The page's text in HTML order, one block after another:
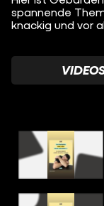
spannende
knackig und vor